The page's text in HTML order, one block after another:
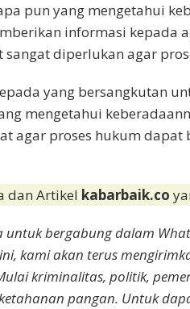
pun yang mengetahui
informasi kepada
diperlukan agar
yang bersangkutan
mengetahui
agar proses hukum dapat
dan Artikel kabarbaik.co
untuk bergabung dalam
kami akan terus
kriminalitas, politik,
pangan. Untuk